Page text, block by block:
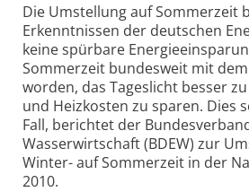
Die Umstellung auf Sommerzeit
Erkenntnissen der deutschen
keine spürbare
Sommerzeit bundesweit mit
worden, das Tageslicht besser
und Heizkosten zu sparen. Dies
Fall, berichtet der
Wasserwirtschaft (BDEW) zur
Winter- auf Sommerzeit in der
2010.